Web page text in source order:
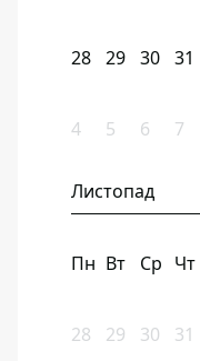
28 29 30 31
4 5 6 7
Листопад
Пн Вт Ср Чт
28 29 30 31